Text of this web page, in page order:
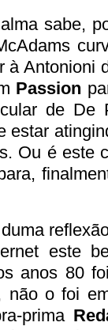
sabe,
à Antonioni
Passion
de De
estar
Ou é este
este
anos 80
não o foi
prima